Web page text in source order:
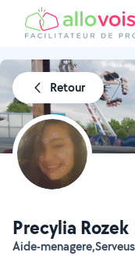
Retour
Precylia Rozek
Aide-